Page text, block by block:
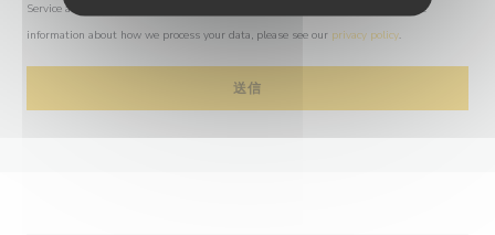
Service at
. For more
information about how we process your data, please see our privacy policy.